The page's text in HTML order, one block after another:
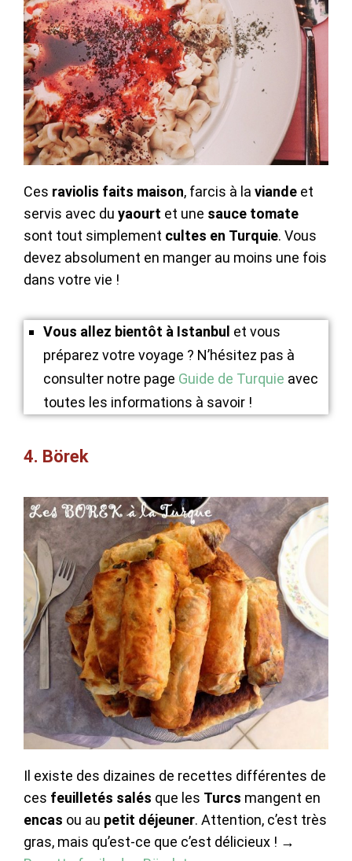
Ces raviolis faits maison, farcis à la viande et
servis avec du yaourt et une sauce tomate
sont tout simplement cultes en Turquie. Vous
devez absolument en manger au moins une fois
dans votre vie !
Vous allez bientôt à Istanbul et vous
préparez votre voyage ? N’hésitez pas à
consulter notre page Guide de Turquie avec
toutes les informations à savoir !
4. Börek
Il existe des dizaines de recettes différentes de
ces feuilletés salés que les Turcs mangent en
encas ou au petit déjeuner. Attention, c’est très
gras, mais qu’est-ce que c’est délicieux ! →